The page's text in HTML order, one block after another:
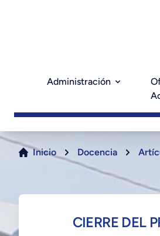
Administración
Inicio Docencia
CIERRE DEL